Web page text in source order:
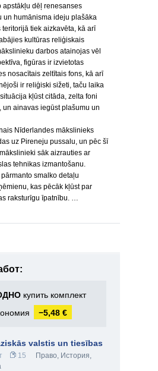
apstākļu dēļ renesanses
un humānisma ideju plašāka
tiek aizkavēta, kā arī
kultūras reliģiskais
darbos atainojas vēl
figūras ir izvietotas
nosacītais zeltītais fons, kā arī
ir reliģiski sižeti, taču laika
kļūst citāda, zelta foni
un ainavas iegūst plašumu un
Nīderlandes mākslinieks
uz Pireneju pussalu, un pēc šī
sāk aizrauties ar
tehnikas izmantošanu.
smalko detaļu
kas pēcāk kļūst par
raksturīgu īpatnību. …
купить комплект
−5,48 €
valstis un tiesības
15 Право, История,